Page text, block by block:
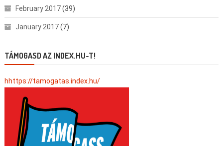
February 2017(39)
January 2017(7)
TÁMOGASD AZ INDEX.HU-T!
hhttps://tamogatas.index.hu/